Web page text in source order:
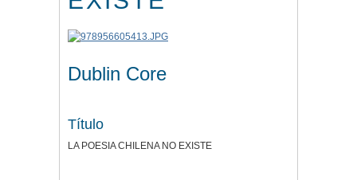
Dublin Core
Título
LA POESIA CHILENA NO EXISTE